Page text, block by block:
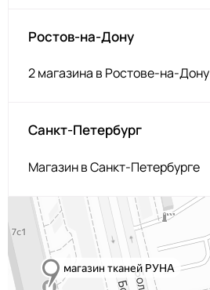
Ростов-на-Дону
2 магазина в Ростове-на-Дону
Санкт-Петербург
Магазин в Санкт-Петербурге